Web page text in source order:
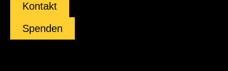
Kontakt
Spenden